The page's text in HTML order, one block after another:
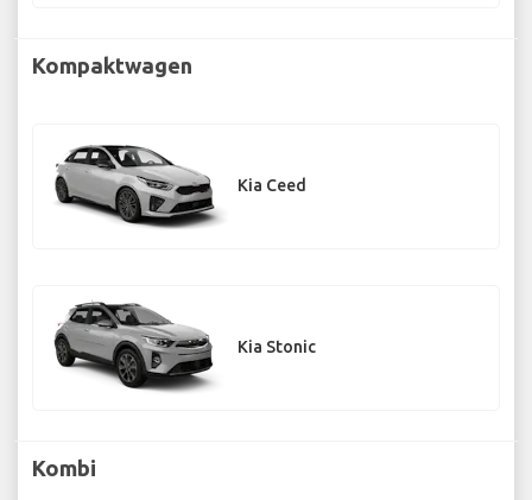
Kompaktwagen
Kia Ceed
Kia Stonic
Kombi